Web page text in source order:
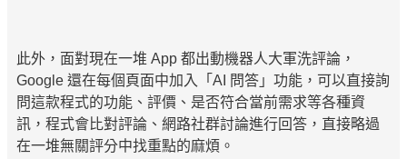
此外，面對現在一堆 App 都出動機器人大軍洗評論，
Google 還在每個頁面中加入「AI 問答」功能，可以直接詢
問這款程式的功能、評價、是否符合當前需求等各種資
訊，程式會比對評論、網路社群討論進行回答，直接略過
在一堆無關評分中找重點的麻煩。